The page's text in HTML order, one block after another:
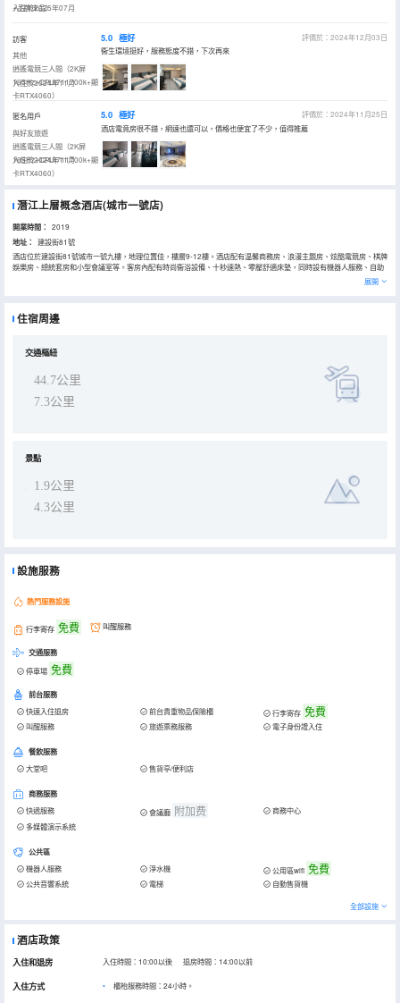
+品牌床品）
入住於2025年07月
訪客
其他
逍遙電競三人間（2K屏
165Hz+CPUi711700k+顯
卡RTX4060）
入住於2024年11月
5.0 極好
評價於：2024年12月03日
衞生環境挺好，服務態度不錯，下次再來
匿名用戶
與好友旅遊
逍遙電競三人間（2K屏
165Hz+CPUi711700k+顯
卡RTX4060）
入住於2024年11月
5.0 極好
評價於：2024年11月25日
酒店電竟房很不錯，網速也還可以，價格也便宜了不少，值得推薦
潛江上層概念酒店(城市一號店)
開業時間： 2019
地址：
建設街81號
酒店位於建設街81號城市一號九樓，地理位置佳，樓層9-12樓。酒店配有温馨商務房、浪漫主題房、炫酷電競房、棋牌
娛樂房、總統套房和小型會議室等。客房內配有時尚衞浴設備、十秒速熱、零壓舒適床墊，同時設有機器人服務、自助
洗衣房、自助早餐、游泳池、健身房、行李寄存、外賣送至客房等便利設施服務。我們竭誠為每位賓客提供更舒適便捷
鐘。距離曹禺公園駕車約7分鐘，步行約26分鐘。
展開
住宿周邊
交通樞紐
44.7公里
7.3公里
景點
1.9公里
4.3公里
設施服務
熱門服務設施
行李寄存 免費 叫醒服務
交通服務
停車場 免費
前台服務
快速入住退房 前台貴重物品保險櫃 行李寄存 免費
叫醒服務 旅遊票務服務 電子身份證入住
餐飲服務
大堂吧 售貨亭/便利店
商務服務
快遞服務 會議廳 附加费
商務中心
多媒體演示系統
公共區
機器人服務 淨水機 公用區wifi 免費
公共音響系統 電梯 自動售貨機
全部設施
酒店政策
入住和退房 入住時間：10:00以後 退房時間：14:00以前
入住方式 櫃枱服務時間：24小時。